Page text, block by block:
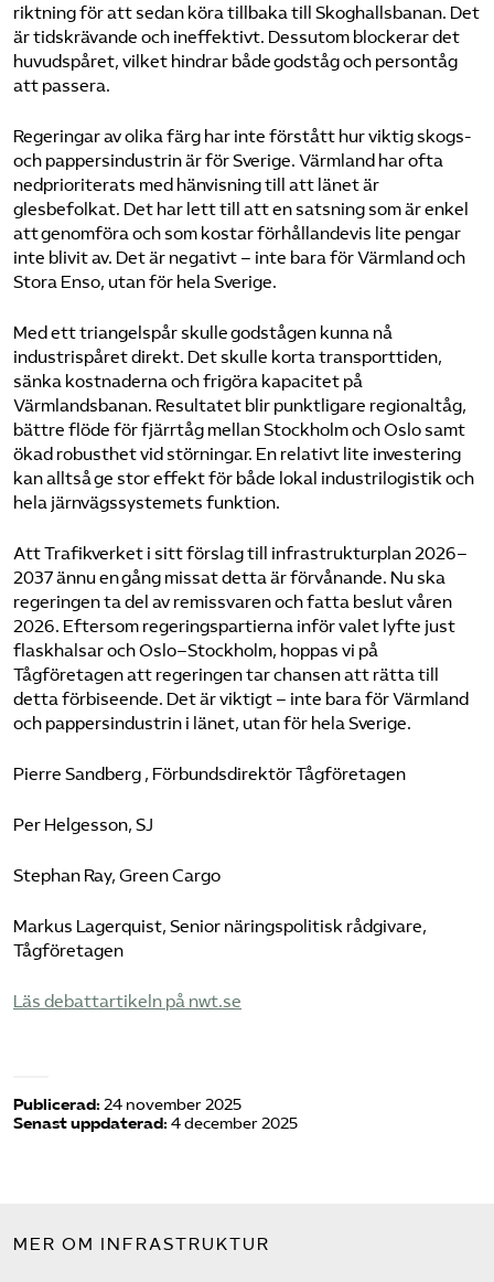
riktning för att sedan köra tillbaka till Skoghallsbanan. Det
är tidskrävande och ineffektivt. Dessutom blockerar det
huvudspåret, vilket hindrar både godståg och persontåg
att passera.
Regeringar av olika färg har inte förstått hur viktig skogs-
och pappersindustrin är för Sverige. Värmland har ofta
nedprioriterats med hänvisning till att länet är
glesbefolkat. Det har lett till att en satsning som är enkel
att genomföra och som kostar förhållandevis lite pengar
inte blivit av. Det är negativt – inte bara för Värmland och
Stora Enso, utan för hela Sverige.
Med ett triangelspår skulle godstågen kunna nå
industrispåret direkt. Det skulle korta transporttiden,
sänka kostnaderna och frigöra kapacitet på
Värmlandsbanan. Resultatet blir punktligare regionaltåg,
bättre flöde för fjärrtåg mellan Stockholm och Oslo samt
ökad robusthet vid störningar. En relativt lite investering
kan alltså ge stor effekt för både lokal industrilogistik och
hela järnvägssystemets funktion.
Att Trafikverket i sitt förslag till infrastrukturplan 2026–
2037 ännu en gång missat detta är förvånande. Nu ska
regeringen ta del av remissvaren och fatta beslut våren
2026. Eftersom regeringspartierna inför valet lyfte just
flaskhalsar och Oslo–Stockholm, hoppas vi på
Tågföretagen att regeringen tar chansen att rätta till
detta förbiseende. Det är viktigt – inte bara för Värmland
och pappersindustrin i länet, utan för hela Sverige.
Pierre Sandberg , Förbundsdirektör Tågföretagen
Per Helgesson, SJ
Stephan Ray, Green Cargo
Markus Lagerquist, Senior näringspolitisk rådgivare,
Tågföretagen
Läs debattartikeln på nwt.se
Publicerad: 24 november 2025
Senast uppdaterad: 4 december 2025
MER OM INFRASTRUKTUR